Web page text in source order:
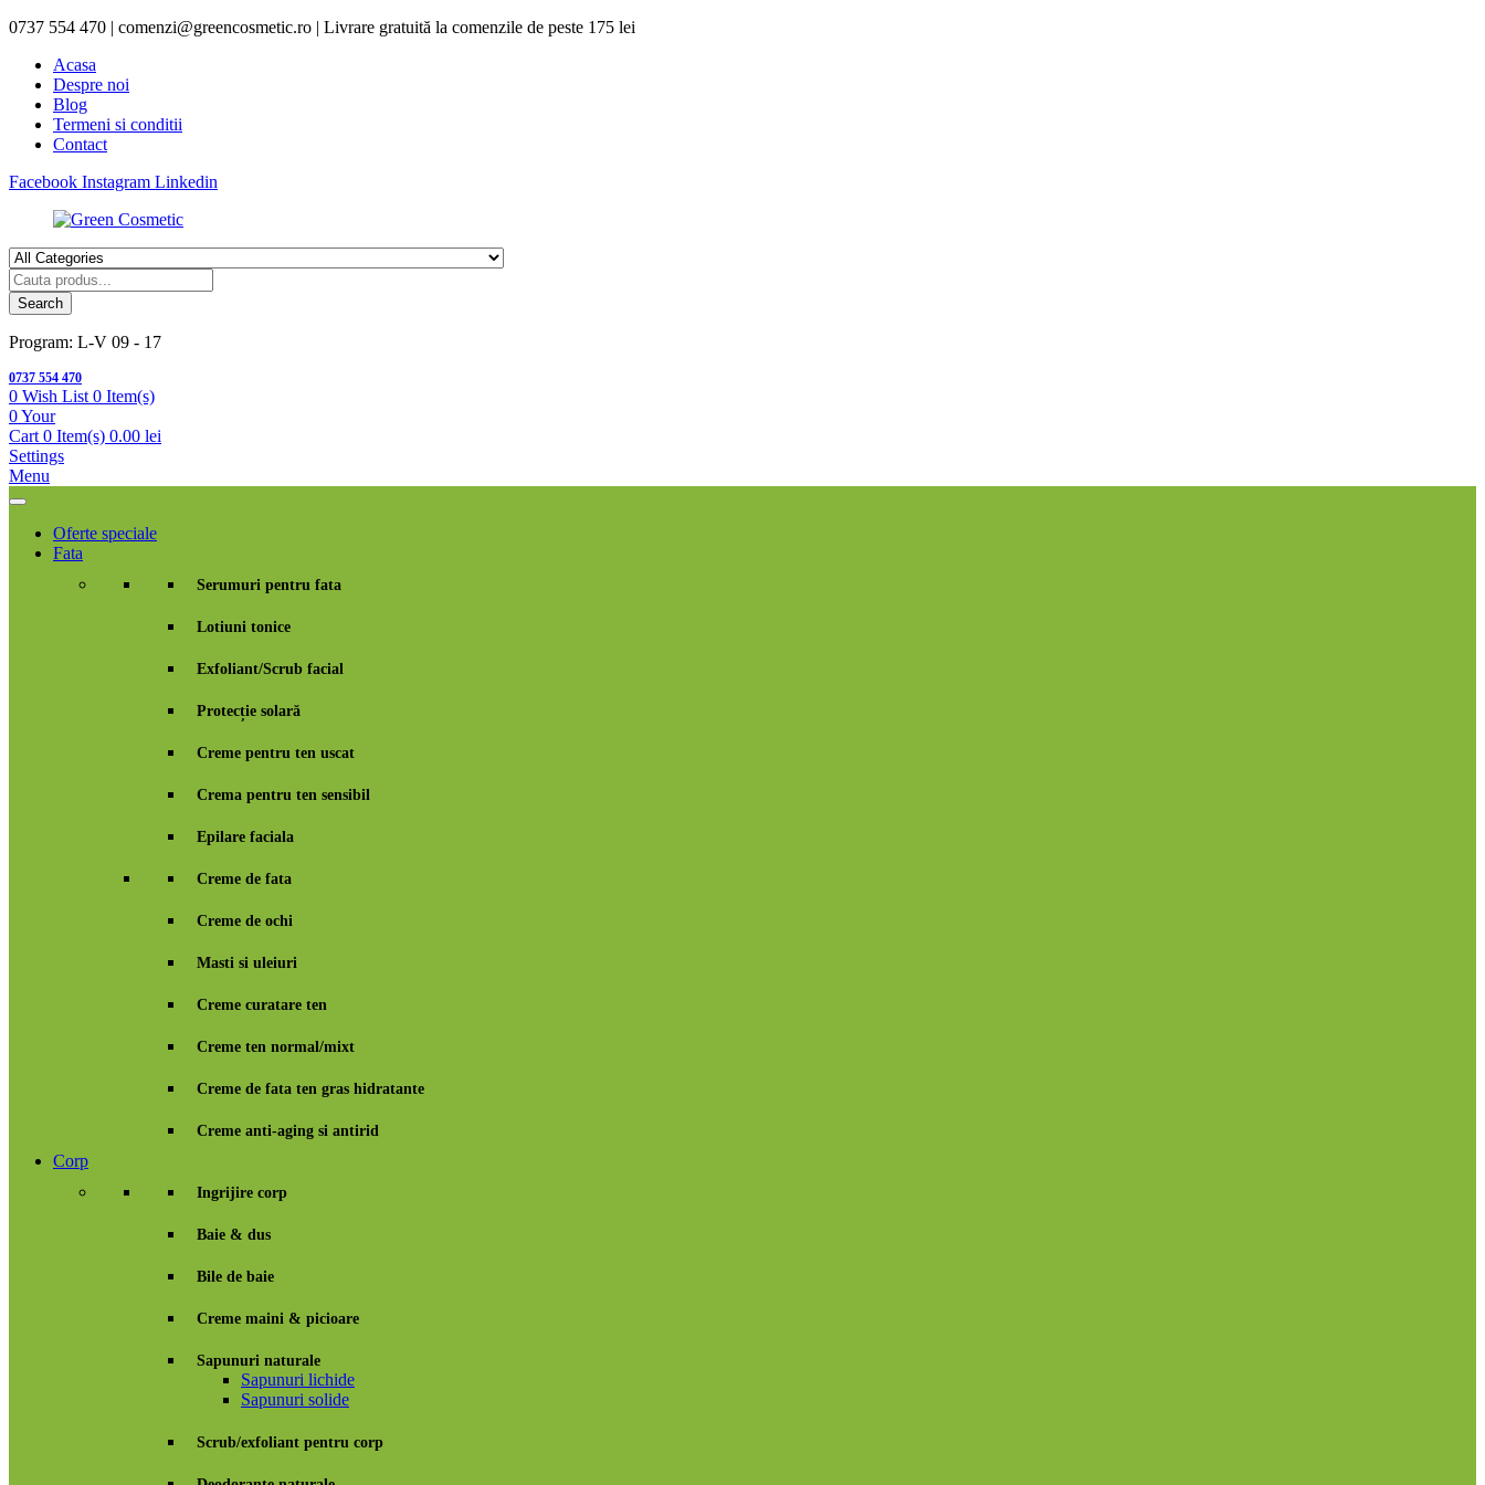
0737 554 470 | comenzi@greencosmetic.ro | Livrare gratuită la comenzile de peste 175 lei
Acasa
Despre noi
Blog
Termeni si conditii
Contact
Facebook Instagram Linkedin
Products
search
Search
Program: L-V 09 - 17
0737 554 470
0 Wish List 0 Item(s)
0Your
Cart 0 Item(s) 0.00 lei
Settings
Menu
Oferte speciale
Fata
Serumuri pentru fata
Lotiuni tonice
Exfoliant/Scrub facial
Protecție solară
Creme pentru ten uscat
Crema pentru ten sensibil
Epilare faciala
Creme de fata
Creme de ochi
Masti si uleiuri
Creme curatare ten
Creme ten normal/mixt
Creme de fata ten gras hidratante
Creme anti-aging si antirid
Corp
Ingrijire corp
Baie & dus
Bile de baie
Creme maini & picioare
Sapunuri naturale
Sapunuri lichide
Sapunuri solide
Scrub/exfoliant pentru corp